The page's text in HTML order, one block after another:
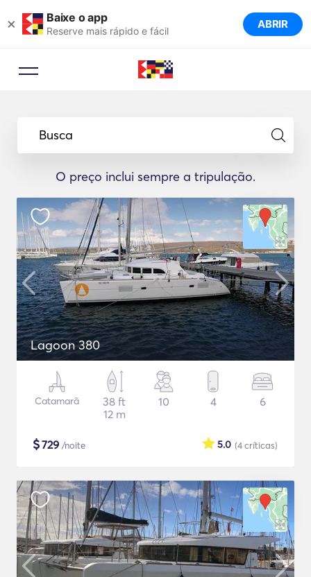
× Baixe o app
Reserve mais rápido e fácil ABRIR
Busca
O preço inclui sempre a tripulação.
Lagoon 380
Catamarã
38 ft
12 m
10 4 6
$729 /noite (4críticas)
5.0